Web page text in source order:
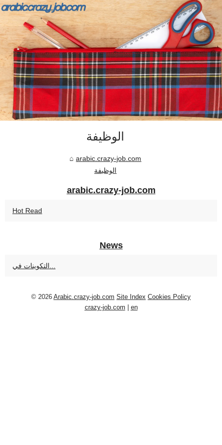
الوظيفة
arabic.crazy-job.com
الوظيفة
arabic.crazy-job.com
Hot Read
News
© 2026 Arabic.crazy-job.com Site Index Cookies Policy
crazy-job.com | en